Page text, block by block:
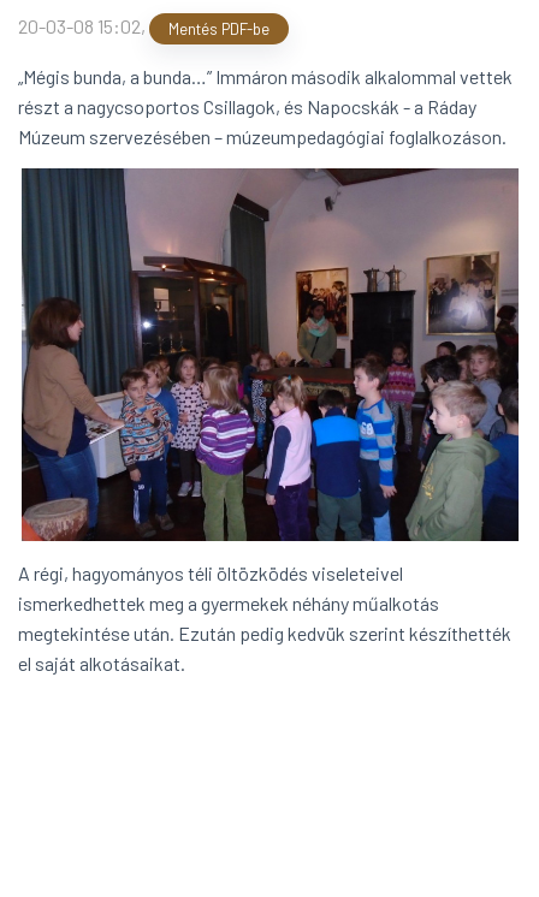
20-03-08 15:02, Mentés PDF-be
„Mégis bunda, a bunda…” Immáron második alkalommal vettek
részt a nagycsoportos Csillagok, és Napocskák - a Ráday
Múzeum szervezésében – múzeumpedagógiai foglalkozáson.
A régi, hagyományos téli öltözködés viseleteivel
ismerkedhettek meg a gyermekek néhány műalkotás
megtekintése után. Ezután pedig kedvük szerint készíthették
el saját alkotásaikat.